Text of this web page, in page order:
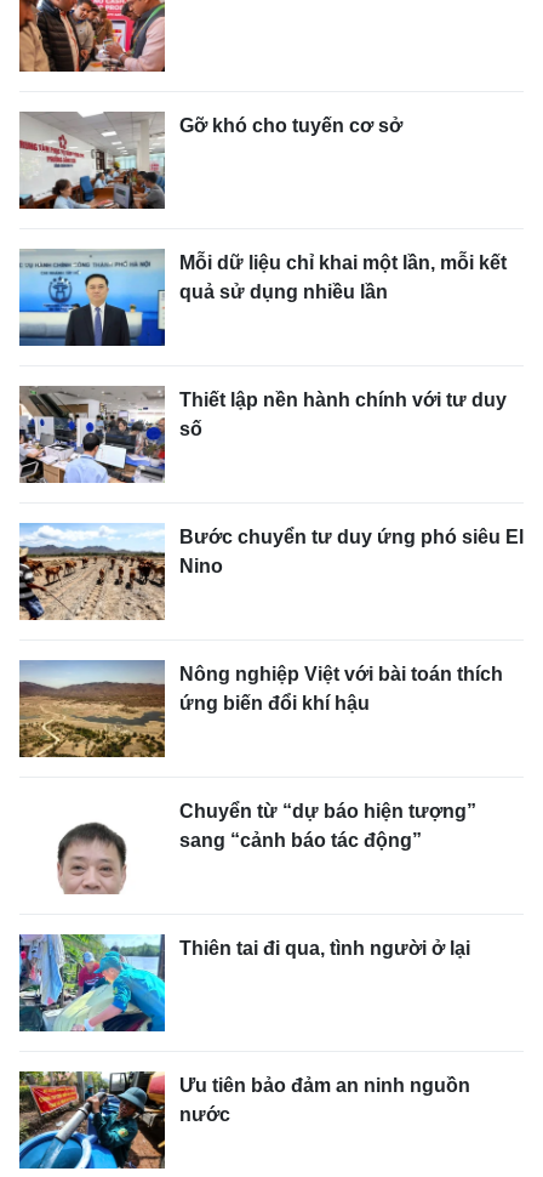
Gỡ khó cho tuyến cơ sở
Mỗi dữ liệu chỉ khai một lần, mỗi kết
quả sử dụng nhiều lần
Thiết lập nền hành chính với tư duy
số
Bước chuyển tư duy ứng phó siêu El
Nino
Nông nghiệp Việt với bài toán thích
ứng biến đổi khí hậu
Chuyển từ “dự báo hiện tượng”
sang “cảnh báo tác động”
Thiên tai đi qua, tình người ở lại
Ưu tiên bảo đảm an ninh nguồn
nước